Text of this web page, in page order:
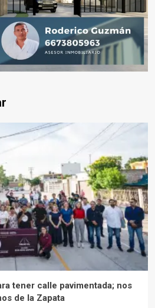
tener calle pavimentada; nos
de la Zapata